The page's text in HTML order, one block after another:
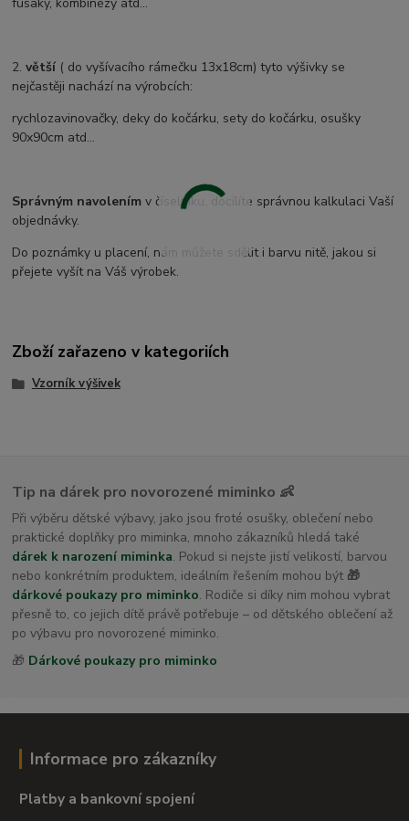
2.větší ( do vyšívacího rámečku 13x18cm) tyto výšivky se
nejčastěji nachází na výrobcích:
rychlozavinovačky, deky do kočárku, sety do kočárku, osušky
90x90cm atd...
Správným navolením v číselníku, docílíte správnou kalkulaci Vaší
objednávky.
Do poznámky u placení, nám můžete sdělit i barvu nitě, jakou si
přejete vyšít na Váš výrobek.
Zboží zařazeno v kategoriích
Vzorník výšivek
Tip na dárek pro novorozené miminko 👶
Při výběru dětské výbavy, jako jsou froté osušky, oblečení nebo
praktické doplňky pro miminka, mnoho zákazníků hledá také
dárek k narození miminka. Pokud si nejste jistí velikostí, barvou
nebo konkrétním produktem, ideálním řešením mohou být 🎁
dárkové poukazy pro miminko. Rodiče si díky nim mohou vybrat
přesně to, co jejich dítě právě potřebuje – od dětského oblečení až
po výbavu pro novorozené miminko.
🎁 Dárkové poukazy pro miminko
Informace pro zákazníky
Platby a bankovní spojení